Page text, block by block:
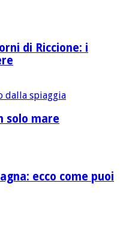
di Riccione: i
solo mare
ecco come puoi